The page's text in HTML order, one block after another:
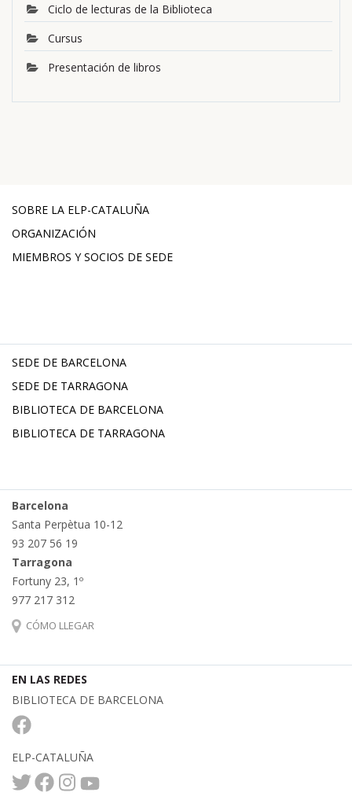
Ciclo de lecturas de la Biblioteca
Cursus
Presentación de libros
SOBRE LA ELP-CATALUÑA
ORGANIZACIÓN
MIEMBROS Y SOCIOS DE SEDE
SEDE DE BARCELONA
SEDE DE TARRAGONA
BIBLIOTECA DE BARCELONA
BIBLIOTECA DE TARRAGONA
Barcelona
Santa Perpètua 10-12
93 207 56 19
Tarragona
Fortuny 23, 1º
977 217 312
CÓMO LLEGAR
EN LAS REDES
BIBLIOTECA DE BARCELONA
ELP-CATALUÑA